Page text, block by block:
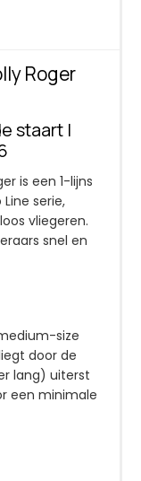
Roger
staart |
is een 1-lijns
serie,
vliegeren.
snel en
size
door de
lang) uiterst
een minimale